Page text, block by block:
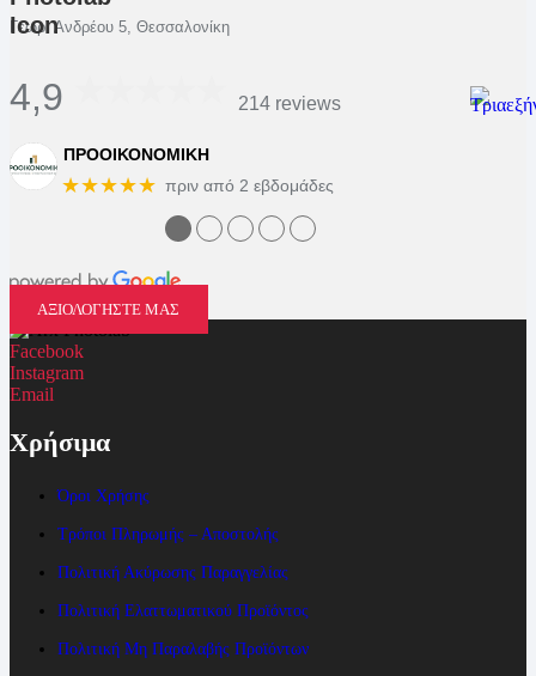
Γεωρ. Ανδρέου 5, Θεσσαλονίκη
4,9 214 reviews
ΠΡΟΟΙΚΟΝΟΜΙΚΗ
★★★★★ πριν από 2 εβδομάδες
●●●●●
ΑΞΙΟΛΟΓΗΣΤΕ ΜΑΣ
Facebook
Instagram
Email
Χρήσιμα
Όροι Χρήσης
Τρόποι Πληρωμής – Αποστολής
Πολιτική Ακύρωσης Παραγγελίας
Πολιτική Ελαττωματικού Προϊόντος
Πολιτική Μη Παραλαβής Προϊόντων